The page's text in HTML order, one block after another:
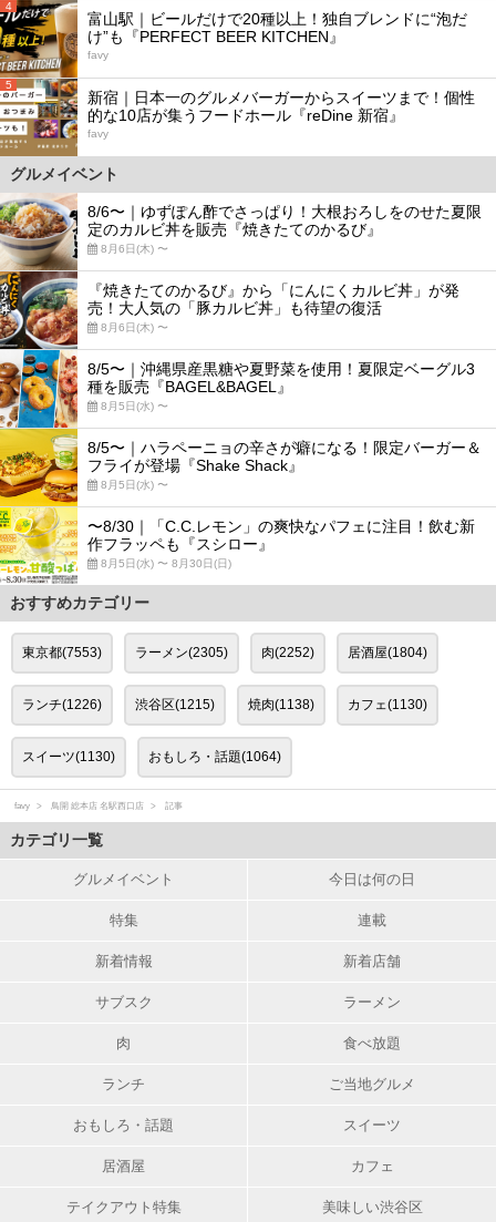
4
富山駅｜ビールだけで20種以上！独自ブレンドに“泡だ
け”も『PERFECT BEER KITCHEN』
favy
5
新宿｜日本一のグルメバーガーからスイーツまで！個性
的な10店が集うフードホール『reDine 新宿』
favy
グルメイベント
8/6〜｜ゆずぽん酢でさっぱり！大根おろしをのせた夏限
定のカルビ丼を販売『焼きたてのかるび』
8月6日(木) 〜
『焼きたてのかるび』から「にんにくカルビ丼」が発
売！大人気の「豚カルビ丼」も待望の復活
8月6日(木) 〜
8/5〜｜沖縄県産黒糖や夏野菜を使用！夏限定ベーグル3
種を販売『BAGEL&BAGEL』
8月5日(水) 〜
8/5〜｜ハラペーニョの辛さが癖になる！限定バーガー＆
フライが登場『Shake Shack』
8月5日(水) 〜
〜8/30｜「C.C.レモン」の爽快なパフェに注目！飲む新
作フラッペも『スシロー』
8月5日(水) 〜 8月30日(日)
おすすめカテゴリー
東京都(7553) ラーメン(2305) 肉(2252) 居酒屋(1804)
ランチ(1226) 渋谷区(1215) 焼肉(1138) カフェ(1130)
スイーツ(1130) おもしろ・話題(1064)
favy 鳥開 総本店 名駅西口店 記事
カテゴリ一覧
グルメイベント 今日は何の日
特集 連載
新着情報 新着店舗
サブスク ラーメン
肉 食べ放題
ランチ ご当地グルメ
おもしろ・話題 スイーツ
居酒屋 カフェ
テイクアウト特集 美味しい渋谷区